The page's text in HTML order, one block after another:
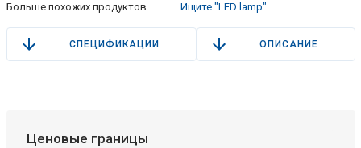
Больше похожих продуктов
Ищите "LED lamp"
СПЕЦИФИКАЦИИ ОПИСАНИЕ
Ценовые границы